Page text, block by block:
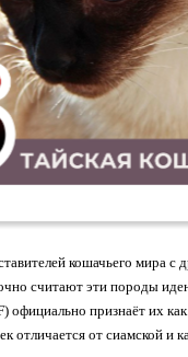
кошачьего мира с
считают эти породы
признаёт их
от сиамской и